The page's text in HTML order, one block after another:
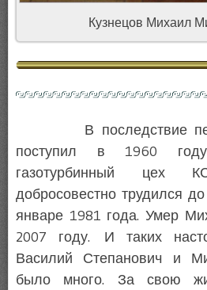
Кузнецов Михаил
В последствие
поступил в 1960
газотурбинный цех
добросовестно трудился
январе 1981 года. Умер
2007 году. И таких
Василий Степанович и
было много. За свою